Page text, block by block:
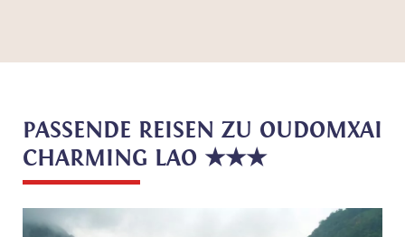
PASSENDE REISEN ZU OUDOMXAI
CHARMING LAO ★★★